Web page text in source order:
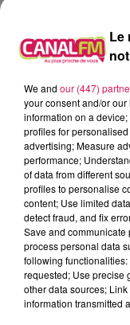
9h00 - 13h00
la ligne des
10h14
10h14
RIVIERA
She Doesn't Mind
Le
We and our (447)
your consent and/or
information on a
profiles for
advertising; Measure
performance;
of data from different
profiles to personalise
content; Use limited
detect fraud, and fix
Save and
process personal data
following
requested; Use precise
other data sources;
information transmitted